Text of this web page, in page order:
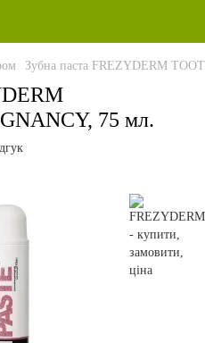
Зубна паста FREZYDERM
75 мл.